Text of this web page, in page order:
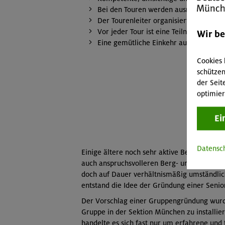
Bei den Touren werden ausreichend
Der Tourenleiter organisiert
Vor jeder Tour ist eine
Eine gemütliche Einkehr auf einer
Einige ältere noch sehr aktive Bergsteiger
auch anspruchsvolleren Berg- und
doch auf Dauer verhältnismäßig
entstand die Idee der Gründung einer
Der Vorschlag einer Gruppengründung
Gruppe in der Sektion München zu
handelte es sich fast nur um erfahrene
Wir
der